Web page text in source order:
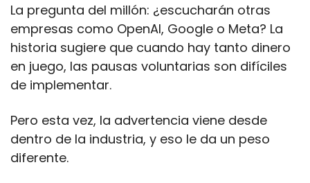
La pregunta del millón: ¿escucharán otras
empresas como OpenAI, Google o Meta? La
historia sugiere que cuando hay tanto dinero
en juego, las pausas voluntarias son difíciles
de implementar.
Pero esta vez, la advertencia viene desde
dentro de la industria, y eso le da un peso
diferente.